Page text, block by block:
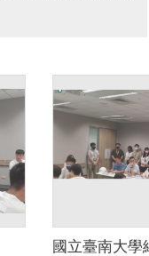
國立臺南大學